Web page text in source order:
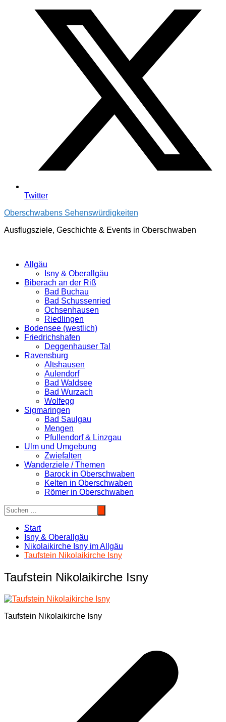
Twitter
Oberschwabens Sehenswürdigkeiten
Ausflugsziele, Geschichte & Events in Oberschwaben
Allgäu
Isny & Oberallgäu
Biberach an der Riß
Bad Buchau
Bad Schussenried
Ochsenhausen
Riedlingen
Bodensee (westlich)
Friedrichshafen
Deggenhauser Tal
Ravensburg
Altshausen
Aulendorf
Bad Waldsee
Bad Wurzach
Wolfegg
Sigmaringen
Bad Saulgau
Mengen
Pfullendorf & Linzgau
Ulm und Umgebung
Zwiefalten
Wanderziele / Themen
Barock in Oberschwaben
Kelten in Oberschwaben
Römer in Oberschwaben
Start
Isny & Oberallgäu
Nikolaikirche Isny im Allgäu
Taufstein Nikolaikirche Isny
Taufstein Nikolaikirche Isny
Taufstein Nikolaikirche Isny